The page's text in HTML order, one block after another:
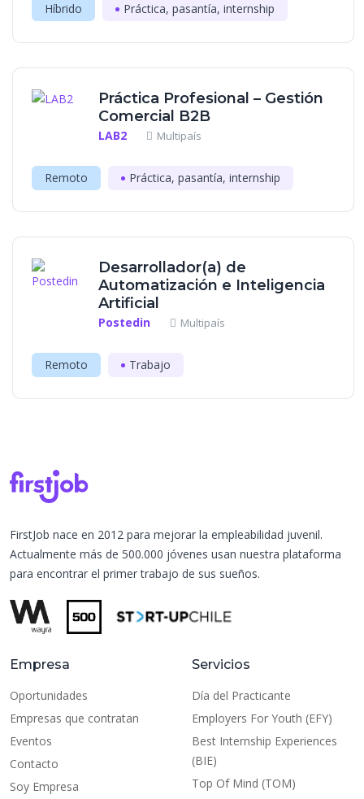
Híbrido Práctica, pasantía, internship
Práctica Profesional – Gestión
Comercial B2B
LAB2 Multipaís
Remoto Práctica, pasantía, internship
Desarrollador(a) de
Automatización e Inteligencia
Artificial
Postedin Multipaís
Remoto Trabajo
FirstJob nace en 2012 para mejorar la empleabilidad juvenil.
Actualmente más de 500.000 jóvenes usan nuestra plataforma
para encontrar el primer trabajo de sus sueños.
Empresa
Oportunidades
Empresas que contratan
Eventos
Contacto
Soy Empresa
Servicios
Día del Practicante
Employers For Youth (EFY)
Best Internship Experiences
(BIE)
Top Of Mind (TOM)